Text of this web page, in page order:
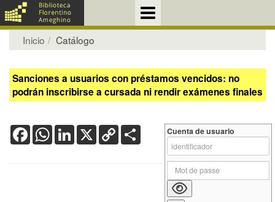
Inicio Catálogo
Sanciones a usuarios con préstamos vencidos: no
podrán inscribirse a cursada ni rendir exámenes finales
FacebookWhatsApp
LinkedIn
X Copy
Link
Cuenta de usuario